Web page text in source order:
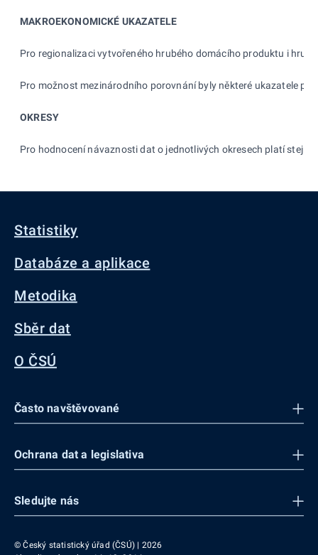
MAKROEKONOMICKÉ UKAZATELE
Pro regionalizaci vytvořeného hrubého domácího produktu i
Pro možnost mezinárodního porovnání byly některé ukazatele
OKRESY
Pro hodnocení návaznosti dat o jednotlivých okresech platí
Statistiky
Databáze a aplikace
Metodika
Sběr dat
O ČSÚ
Často navštěvované
Ochrana dat a legislativa
Sledujte nás
© Český statistický úřad (ČSÚ) | 2026